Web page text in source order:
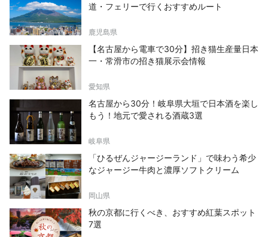
道・フェリーで行くおすすめルート
鹿児島県
【名古屋から電車で30分】招き猫生産量日本
一・常滑市の招き猫展示会情報
愛知県
名古屋から30分！岐阜県大垣で日本酒を楽し
もう！地元で愛される酒蔵3選
岐阜県
「ひるぜんジャージーランド」で味わう希少
なジャージー牛肉と濃厚ソフトクリーム
岡山県
秋の京都に行くべき、おすすめ紅葉スポット
7選